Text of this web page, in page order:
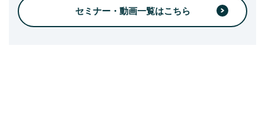
セミナー・動画一覧はこちら